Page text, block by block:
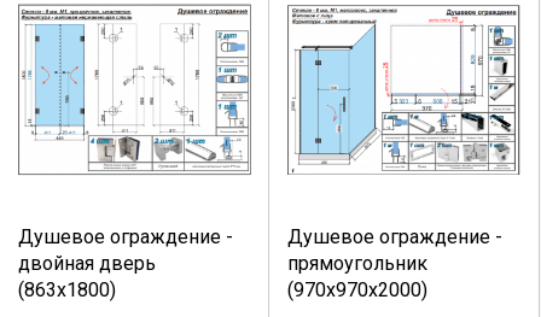
Душевое ограждение -
двойная дверь
(863х1800)
Выберите количество:
Душевое ограждение -
прямоугольник
(970х970х2000)
Выберите количество: